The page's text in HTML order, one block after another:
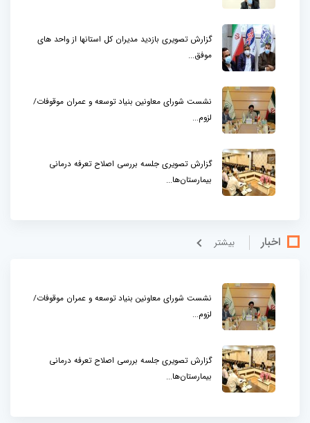
گزارش تصویری بازدید مدیران کل استانها از واحد های
موفق...
نشست شورای معاونین بنیاد توسعه و عمران موقوفات/
لزوم...
گزارش تصویری جلسه بررسی اصلاح تعرفه درمانی
بیمارستان‌ها...
اخبار بيشتر
نشست شورای معاونین بنیاد توسعه و عمران موقوفات/
لزوم...
گزارش تصویری جلسه بررسی اصلاح تعرفه درمانی
بیمارستان‌ها...